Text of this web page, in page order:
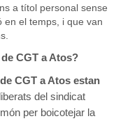
a títol personal sense
en el temps, i que van
CGT a Atos?
CGT a Atos estan
del sindicat
per boicotejar la